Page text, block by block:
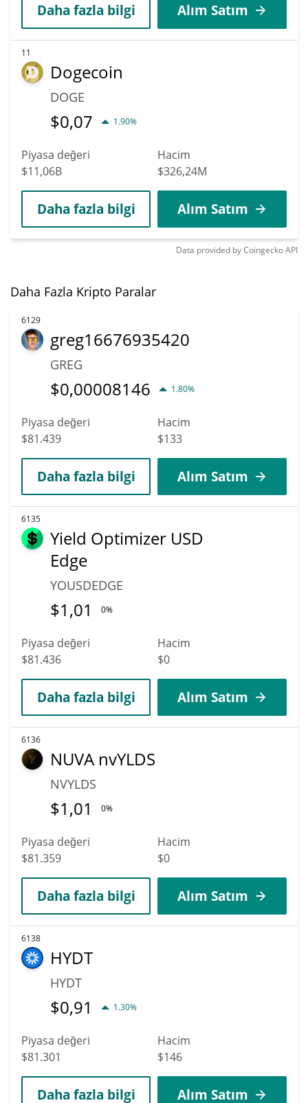
Daha fazla bilgi Alım Satım
11
Dogecoin
DOGE
$0,07 1.90%
Piyasa değeri
$11,06B
Hacim
$326,24M
Daha fazla bilgi Alım Satım
Data provided byCoingeckoAPI
Daha Fazla Kripto Paralar
6129
greg16676935420
GREG
$0,00008146 1.80%
Piyasa değeri
$81.439
Hacim
$133
Daha fazla bilgi Alım Satım
6135
Yield Optimizer USD
Edge
YOUSDEDGE
$1,01 0%
Piyasa değeri
$81.436
Hacim
$0
Daha fazla bilgi Alım Satım
6136
NUVA nvYLDS
NVYLDS
$1,01 0%
Piyasa değeri
$81.359
Hacim
$0
Daha fazla bilgi Alım Satım
6138
HYDT
HYDT
$0,91 1.30%
Piyasa değeri
$81.301
Hacim
$146
Daha fazla bilgi Alım Satım